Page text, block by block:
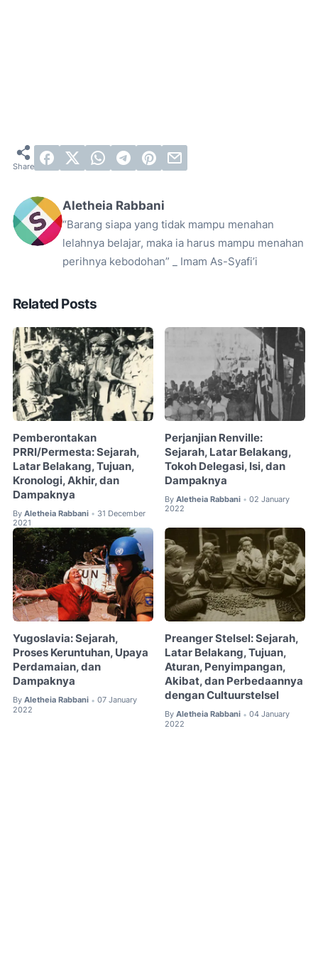
Aletheia Rabbani
“Barang siapa yang tidak mampu menahan
lelahnya belajar, maka ia harus mampu menahan
perihnya kebodohan” _ Imam As-Syafi’i
Related Posts
Pemberontakan
PRRI/Permesta: Sejarah,
Latar Belakang, Tujuan,
Kronologi, Akhir, dan
Dampaknya
By Aletheia Rabbani • 31 December
2021
Perjanjian Renville:
Sejarah, Latar Belakang,
Tokoh Delegasi, Isi, dan
Dampaknya
By Aletheia Rabbani • 02 January
2022
Yugoslavia: Sejarah,
Proses Keruntuhan, Upaya
Perdamaian, dan
Dampaknya
By Aletheia Rabbani • 07 January
2022
Preanger Stelsel: Sejarah,
Latar Belakang, Tujuan,
Aturan, Penyimpangan,
Akibat, dan Perbedaannya
dengan Cultuurstelsel
By Aletheia Rabbani • 04 January
2022